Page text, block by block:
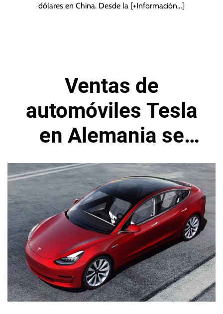
dólares en China. Desde la [+Información…]
Ventas de
automóviles Tesla
en Alemania se
redujeron a más de
la mitad